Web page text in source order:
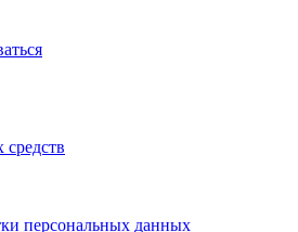
персональных данных